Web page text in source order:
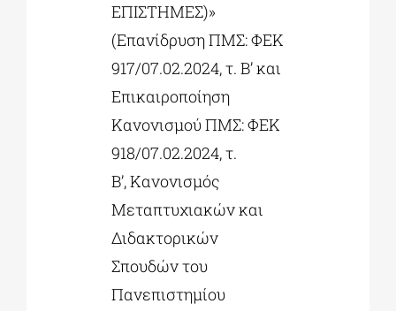
ΕΠΙΣΤΗΜΕΣ)»
(Επανίδρυση ΠΜΣ: ΦΕΚ
917/07.02.2024, τ. Β’ και
Επικαιροποίηση
Κανονισμού ΠΜΣ: ΦΕΚ
918/07.02.2024, τ.
Β’, Κανονισμός
Μεταπτυχιακών και
Διδακτορικών
Σπουδών του
Πανεπιστημίου